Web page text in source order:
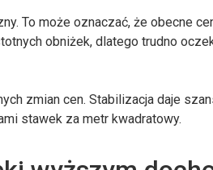
To może oznaczać, że obecne
obniżek, dlatego trudno
zmian cen. Stabilizacja daje
stawek za metr kwadratowy.